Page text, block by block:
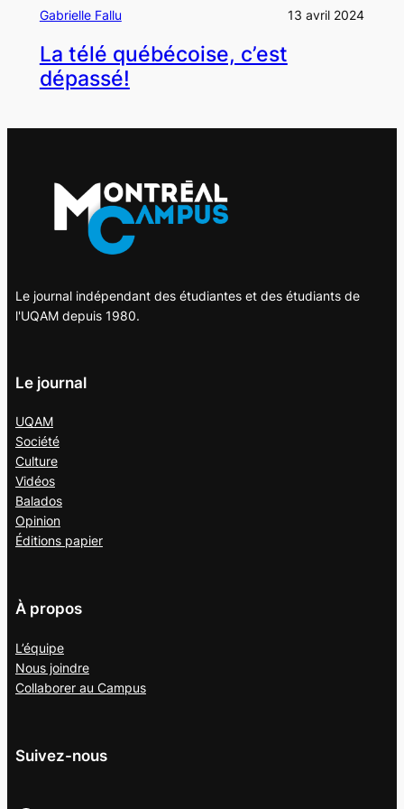
Gabrielle Fallu 13 avril 2024
La télé québécoise, c’est
dépassé!
Le journal indépendant des étudiantes et des étudiants de
l'UQAM depuis 1980.
Le journal
UQAM
Société
Culture
Vidéos
Balados
Opinion
Éditions papier
À propos
L’équipe
Nous joindre
Collaborer au Campus
Suivez-nous